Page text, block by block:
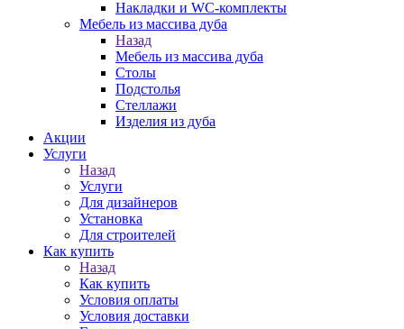
Накладки и WC-комплекты
Мебель из массива дуба
Назад
Мебель из массива дуба
Столы
Подстолья
Стеллажи
Изделия из дуба
Акции
Услуги
Назад
Услуги
Для дизайнеров
Установка
Для строителей
Как купить
Назад
Как купить
Условия оплаты
Условия доставки